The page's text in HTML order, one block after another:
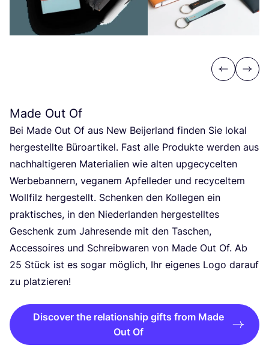
Previous
Next
Made Out Of
Bei Made Out Of aus New Bei­jer­land fin­den Sie lokal
her­ge­stell­te Büro­ar­ti­kel. Fast alle Pro­duk­te wer­den aus
nach­hal­ti­ge­ren Mate­ria­li­en wie alten upge­cy­cel­ten
Wer­be­ban­nern, vega­nem Apfel­le­der und recy­cel­tem
Woll­filz her­ge­stellt. Schen­ken den Kol­le­gen ein
prak­ti­sches, in den Nie­der­lan­den her­ge­stell­tes
Geschenk zum Jah­res­en­de mit den Taschen,
Acces­soires und Schreib­wa­ren von Made Out Of. Ab
25 Stück ist es sogar mög­lich, Ihr eige­nes Logo dar­auf
zu platzieren!
Discover the relationship gifts from Made
Out Of